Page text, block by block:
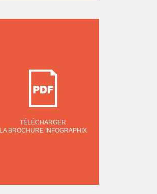
TÉLÉCHARGER
LA BROCHURE INFOGRAPHIX